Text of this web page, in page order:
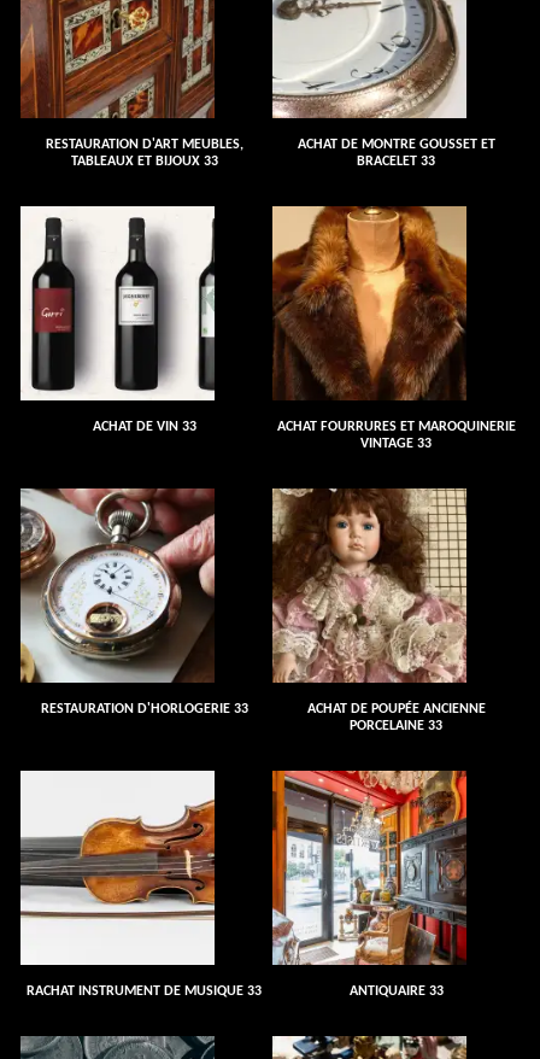
RESTAURATION D'ART MEUBLES,
TABLEAUX ET BIJOUX 33
ACHAT DE MONTRE GOUSSET ET
BRACELET 33
ACHAT DE VIN 33
ACHAT FOURRURES ET MAROQUINERIE
VINTAGE 33
RESTAURATION D'HORLOGERIE 33
ACHAT DE POUPÉE ANCIENNE
PORCELAINE 33
RACHAT INSTRUMENT DE MUSIQUE 33 ANTIQUAIRE 33